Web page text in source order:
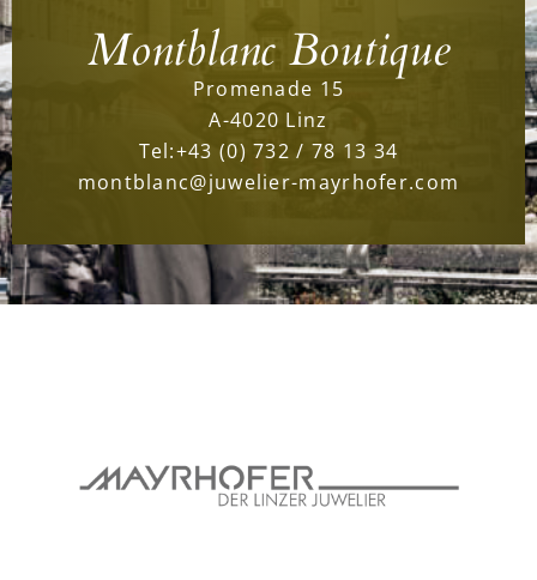
Montblanc Boutique
Promenade 15
A-4020 Linz
Tel:+43 (0) 732 / 78 13 34
montblanc@juwelier-mayrhofer.com